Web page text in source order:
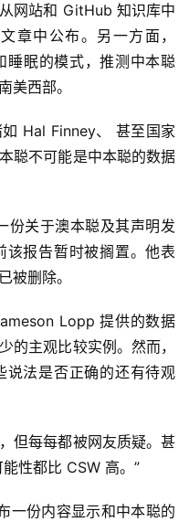
网站和 GitHub 知识库中
章中公布。另一方面，
眠的模式，推测中本聪
美西部。
Hal Finney、 甚至国家
聪不可能是中本聪的数据
份关于澳本聪及其声明发
该报告暂时被搁置。他表
被删除。
Lopp 提供的数据
的主观比较实例。然而，
说法是否正确的还有待观
但每每都被网友质疑。甚
性都比 CSW 高。”
一份内容显示和中本聪的